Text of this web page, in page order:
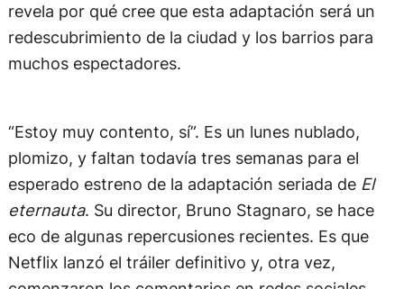
revela por qué cree que esta adaptación será un
redescubrimiento de la ciudad y los barrios para
muchos espectadores.
“Estoy muy contento, sí”. Es un lunes nublado,
plomizo, y faltan todavía tres semanas para el
esperado estreno de la adaptación seriada de El
eternauta. Su director, Bruno Stagnaro, se hace
eco de algunas repercusiones recientes. Es que
Netflix lanzó el tráiler definitivo y, otra vez,